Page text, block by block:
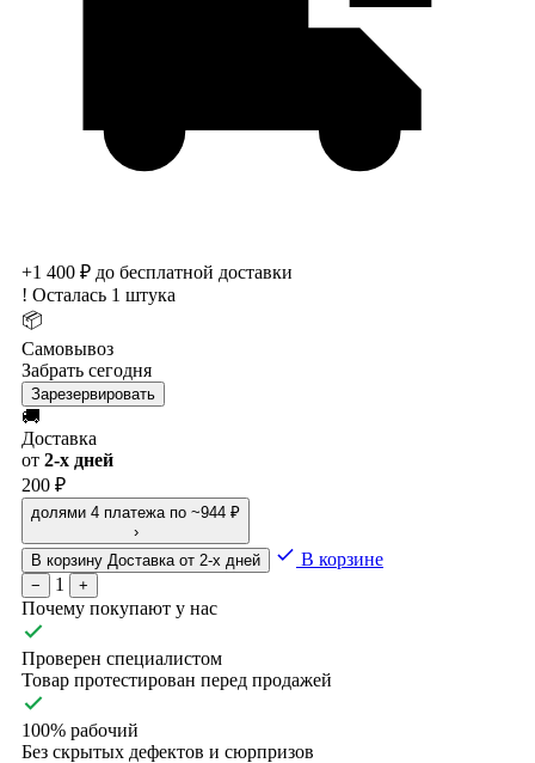
+1 400 ₽ до бесплатной доставки
! Осталась 1 штука
📦
Самовывоз
Забрать сегодня
Зарезервировать
🚚
Доставка
от 2-х дней
200 ₽
долями 4 платежа по ~944 ₽
›
В корзину Доставка от 2-х дней В корзине
− 1 +
Почему покупают у нас
Проверен специалистом
Товар протестирован перед продажей
100% рабочий
Без скрытых дефектов и сюрпризов